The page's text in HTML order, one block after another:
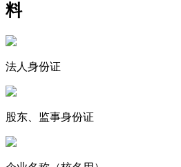
料
法人身份证
股东、监事身份证